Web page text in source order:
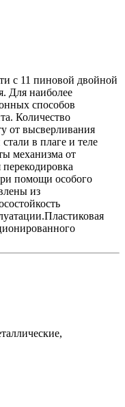
с 11 пиновой двойной
Для наиболее
способов
Количество
от высверливания
в плаге и теле
механизма от
помощи особого
из